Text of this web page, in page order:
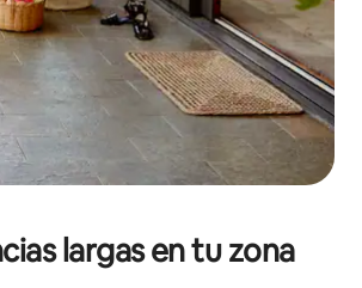
largas en tu zona